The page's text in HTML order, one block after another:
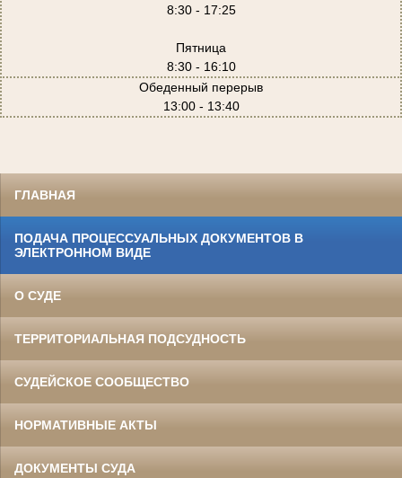
8:30 - 17:25
Пятница
8:30 - 16:10
Обеденный перерыв
13:00 - 13:40
ГЛАВНАЯ
ПОДАЧА ПРОЦЕССУАЛЬНЫХ ДОКУМЕНТОВ В
ЭЛЕКТРОННОМ ВИДЕ
О СУДЕ
ТЕРРИТОРИАЛЬНАЯ ПОДСУДНОСТЬ
СУДЕЙСКОЕ СООБЩЕСТВО
НОРМАТИВНЫЕ АКТЫ
ДОКУМЕНТЫ СУДА